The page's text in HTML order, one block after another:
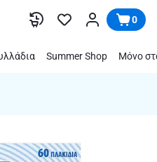
0
Summer Shop Μόνο